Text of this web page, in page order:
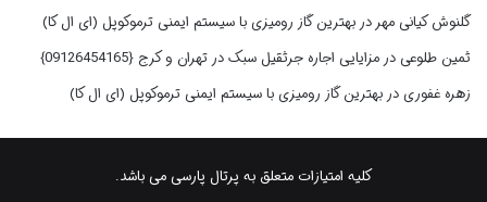
گلنوش کیانی مهردربهترین گاز رومیزی با سیستم ایمنی ترموکوپل (ای ال کا)
ثمین طلوعی درمزایایی اجاره جرثقیل سبک در تهران و کرج {09126454165}
زهره غفوریدربهترین گاز رومیزی با سیستم ایمنی ترموکوپل (ای ال کا)
کلیه امتیازات متعلق به پرتال پارسی می باشد.